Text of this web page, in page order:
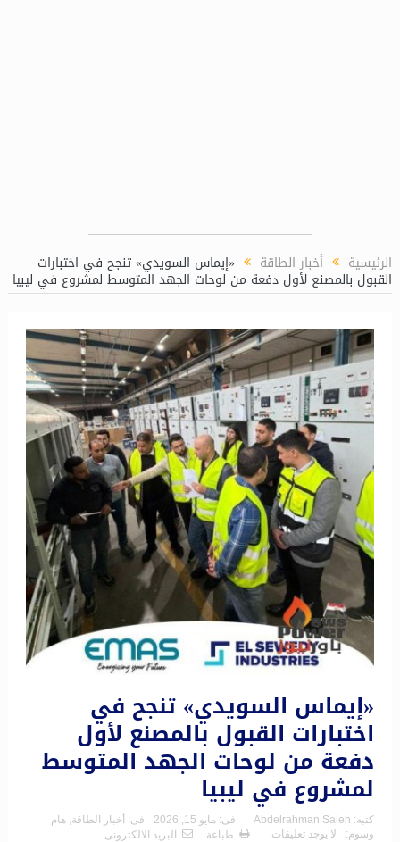
الرئيسية أخبار الطاقة «إيماس السويدي» تنجح في اختبارات
القبول بالمصنع لأول دفعة من لوحات الجهد المتوسط لمشروع في ليبيا
«إيماس السويدي» تنجح في
اختبارات القبول بالمصنع لأول
دفعة من لوحات الجهد المتوسط
لمشروع في ليبيا
كتبه: Abdelrahman Saleh فى: مايو 15, 2026 فى: أخبار الطاقة, هام
وسوم:
لا يوجد تعليقات طباعة البريد الالكترونى